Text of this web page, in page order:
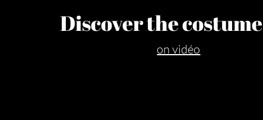
Discover the costume
on vidéo